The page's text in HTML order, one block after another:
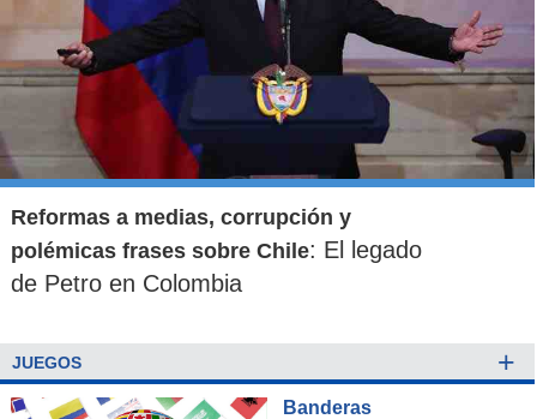
Reformas a medias, corrupción y
polémicas frases sobre Chile: El legado
de Petro en Colombia
JUEGOS +
Banderas